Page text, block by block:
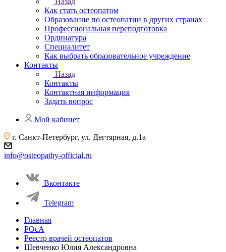
Как стать остеопатом
Образование по остеопатии в других странах
Профессиональная переподготовка
Ординатура
Специалитет
Как выбрать образовательное учреждение
Контакты
Назад
Контакты
Контактная информация
Задать вопрос
Мой кабинет
г. Санкт-Петербург, ул. Дегтярная, д.1а
info@osteopathy-official.ru
Вконтакте
Telegram
Главная
РОсА
Реестр врачей остеопатов
Шевченко Юлия Александровна